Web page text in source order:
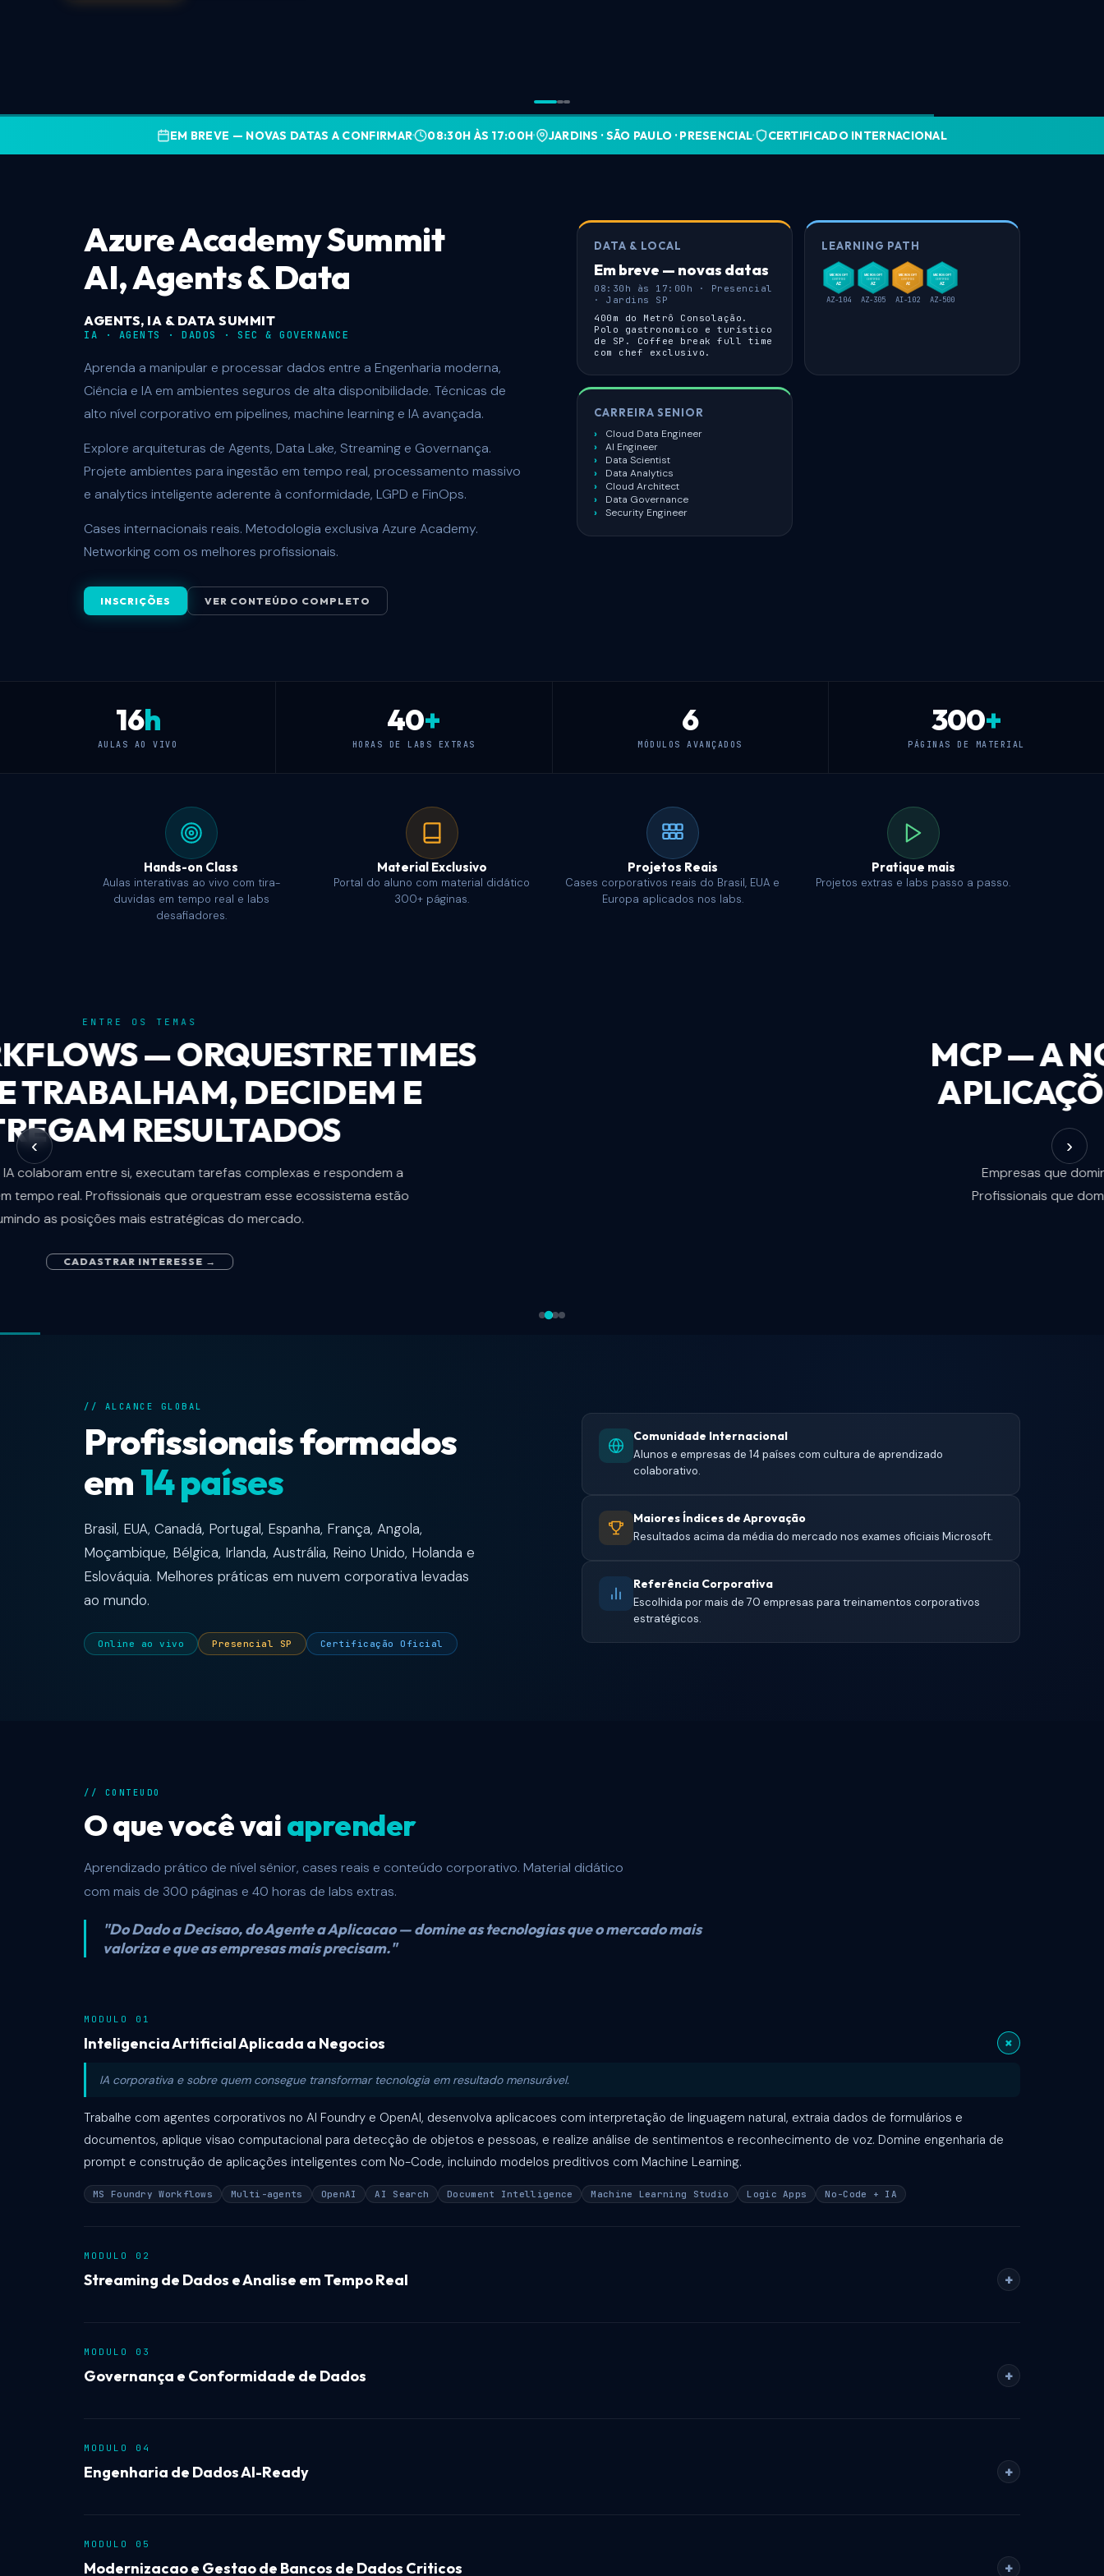
EM BREVE — NOVAS DATAS A CONFIRMAR· 08:30H ÀS 17:00H· JARDINS · SÃO PAULO · PRESENCIAL· CERTIFICADO INTERNACIONAL
Azure AcademySummit
AI, Agents & Data
AGENTS, IA & DATA SUMMIT
IA · AGENTS · DADOS · SEC & GOVERNANCE
Aprenda a manipular e processar dados entre a Engenharia moderna,
Ciência e IA em ambientes seguros de alta disponibilidade. Técnicas de
alto nível corporativo em pipelines, machine learning e IA avançada.
Explore arquiteturas de Agents, Data Lake, Streaming e Governança.
Projete ambientes para ingestão em tempo real, processamento massivo
e analytics inteligente aderente à conformidade, LGPD e FinOps.
Cases internacionais reais. Metodologia exclusiva Azure Academy.
Networking com os melhores profissionais.
INSCRIÇÕES VER CONTEÚDO COMPLETO
DATA & LOCAL
Em breve — novas datas
08:30h às 17:00h · Presencial
· Jardins SP
400m do Metrô Consolação.
Polo gastronomico e turístico
de SP. Coffee break full time
com chef exclusivo.
LEARNING PATH
MICROSOFT
CERTIFIED
AZ
AZ-104
MICROSOFT
CERTIFIED
AZ
AZ-305
MICROSOFT
CERTIFIED
AI
AI-102
MICROSOFT
CERTIFIED
AZ
AZ-500
CARREIRA SENIOR
Cloud Data Engineer
AI Engineer
Data Scientist
Data Analytics
Cloud Architect
Data Governance
Security Engineer
16h
AULAS AO VIVO
40+
HORAS DE LABS EXTRAS
6
MÓDULOS AVANÇADOS
300+
PÁGINAS DE MATERIAL
Hands-on Class
Aulas interativas ao vivo com tira-
duvidas em tempo real e labs
desafiadores.
Material Exclusivo
Portal do aluno com material didático
300+ páginas.
Projetos Reais
Cases corporativos reais do Brasil, EUA e
Europa aplicados nos labs.
Pratique mais
Projetos extras e labs passo a passo.
MCP — A NOVA MANEIRA DE ENTREGAR
APLICAÇÕES MODERNAS COM IA + NO-
Empresas que dominam MCP entregam 10x mais rápido e chegam primeiro ao mercado.
Profissionais que dominam esse padrão já estão sendo contratados para liderar a próxima
‹ ›
// ALCANCE GLOBAL
Profissionais formados
em14 países
Brasil, EUA, Canadá, Portugal, Espanha, França, Angola,
Moçambique, Bélgica, Irlanda, Austrália, Reino Unido, Holanda e
Eslováquia. Melhores práticas em nuvem corporativa levadas
ao mundo.
Online ao vivo Presencial SP Certificação Oficial
Comunidade Internacional
Alunos e empresas de 14 países com cultura de aprendizado
colaborativo.
Maiores Índices de Aprovação
Resultados acima da média do mercado nos exames oficiais Microsoft.
Referência Corporativa
Escolhida por mais de 70 empresas para treinamentos corporativos
estratégicos.
// CONTEUDO
O que você vaiaprender
Aprendizado prático de nível sênior, cases reais e conteúdo corporativo. Material didático
com mais de 300 páginas e 40 horas de labs extras.
"Do Dado a Decisao, do Agente a Aplicacao — domine as tecnologias que o mercado mais
valoriza e que as empresas mais precisam."
MODULO 01
Inteligencia Artificial Aplicada a Negocios +
IA corporativa e sobre quem consegue transformar tecnologia em resultado mensurável.
Trabalhe com agentes corporativos no AI Foundry e OpenAI, desenvolva aplicacoes com interpretação de linguagem natural, extraia dados de formulários e
documentos, aplique visao computacional para detecção de objetos e pessoas, e realize análise de sentimentos e reconhecimento de voz. Domine engenharia de
prompt e construção de aplicações inteligentes com No-Code, incluindo modelos preditivos com Machine Learning.
MS Foundry Workflows Multi-agents OpenAI AI Search Document Intelligence Machine Learning Studio Logic Apps No-Code + IA
MODULO 02
Streaming de Dados e Analise em Tempo Real +
MODULO 03
Governança e Conformidade de Dados +
MODULO 04
Engenharia de Dados AI-Ready +
MODULO 05
Modernizacao e Gestao de Bancos de Dados Criticos +